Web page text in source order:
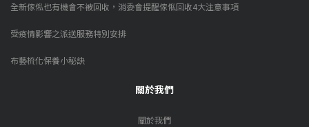
全新傢俬也有機會不被回收，消委會提醒傢俬回收4大注意事項
受疫情影響之派送服務特別安排
布藝梳化保養小秘訣
關於我們
關於我們